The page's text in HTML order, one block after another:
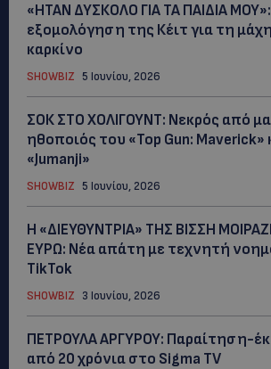
«ΗΤΑΝ ΔΥΣΚΟΛΟ ΓΙΑ ΤΑ ΠΑΙΔΙΑ
εξομολόγηση της Κέιτ για τη
καρκίνο
SHOWBIZ 5 Ιουνίου, 2026
ΣΟΚ ΣΤΟ ΧΟΛΙΓΟΥΝΤ: Νεκρός από
ηθοποιός του «Top Gun: Maverick»
«Jumanji»
SHOWBIZ 5 Ιουνίου, 2026
Η «ΔΙΕΥΘΥΝΤΡΙΑ» ΤΗΣ ΒΙΣΣΗ
ΕΥΡΩ: Νέα απάτη με τεχνητή
TikTok
SHOWBIZ 3 Ιουνίου, 2026
ΠΕΤΡΟΥΛΑ ΑΡΓΥΡΟΥ: Παραίτηση-
από 20 χρόνια στο Sigma TV